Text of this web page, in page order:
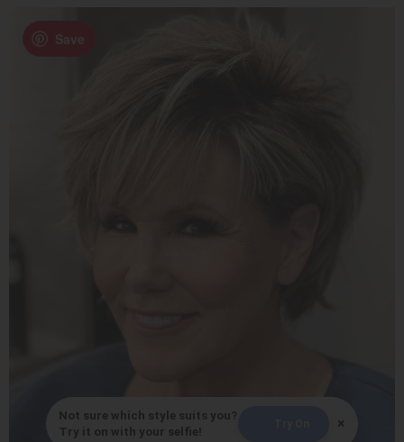
Save
Not sure which style suits you?
Try it on with your selfie!
×